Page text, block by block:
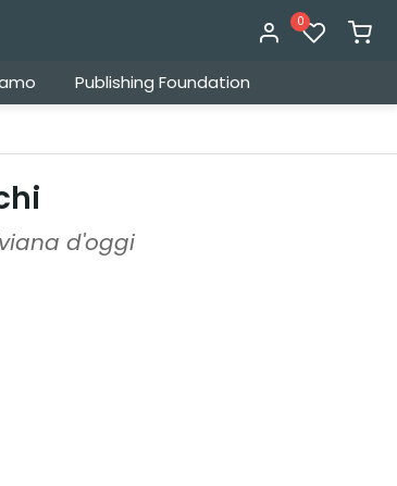
0
Publishing Foundation
d'oggi